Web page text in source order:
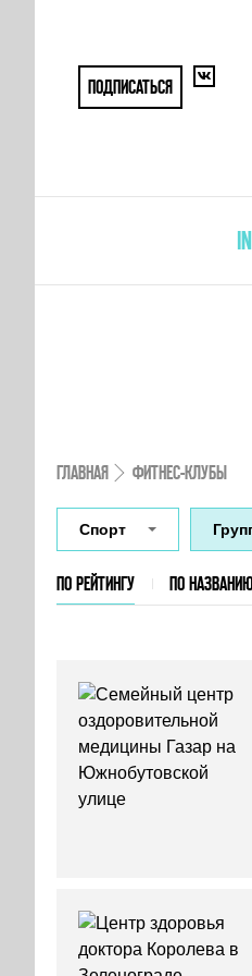
ПОДПИСАТЬСЯ
ГЛАВНАЯ ФИТНЕС-КЛУБЫ
Спорт
ПО РЕЙТИНГУ ПО